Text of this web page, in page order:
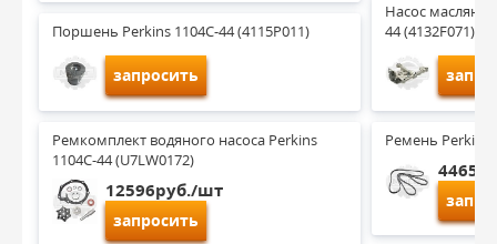
Поршень Perkins 1104C-44 (4115P011)
запросить
Ремкомплект водяного насоса Perkins
1104C-44 (U7LW0172)
12596руб./шт
запросить
Насос
44 (4132F071)
Ремень Perkins